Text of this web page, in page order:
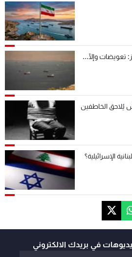
تعويضات وإلّا...
الخاطفين
الإسرائيلية؟
في بريدك الالكتروني